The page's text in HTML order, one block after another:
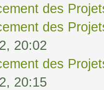
des
des
20:02
des
20:15